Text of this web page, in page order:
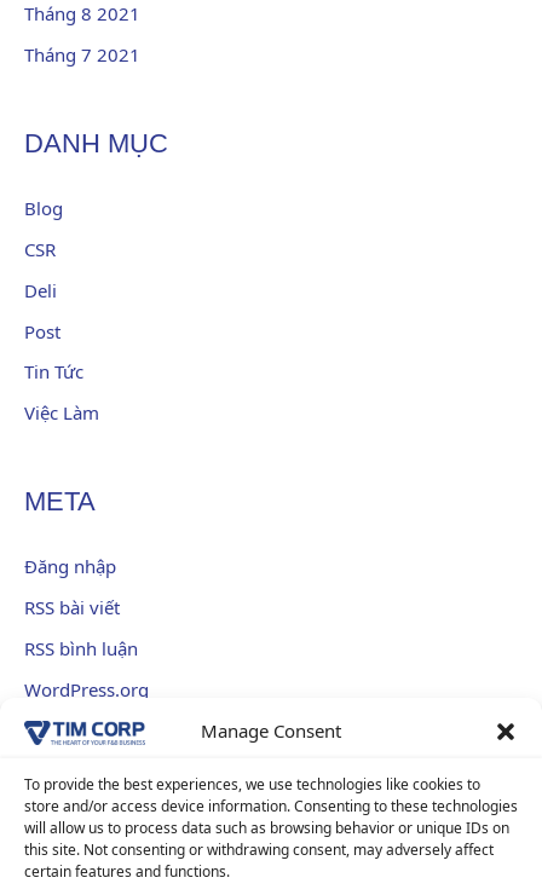
Manage Consent
To provide the best experiences, we use technologies like cookies to
store and/or access device information. Consenting to these technologies
will allow us to process data such as browsing behavior or unique IDs on
this site. Not consenting or withdrawing consent, may adversely affect
certain features and functions.
Tháng 8 2021
Tháng 7 2021
DANH MỤC
Blog
CSR
Deli
Post
Tin Tức
Việc Làm
META
Đăng nhập
RSS bài viết
RSS bình luận
WordPress.org
Hỗ trợ khách hàng:
090 1199 076
E-mail:
info@tim-corp.com.vn
Giấy phép kinh doanh số:
0315719359
INFORMATION
Cơ hội việc làm
Chính sách bảo mật